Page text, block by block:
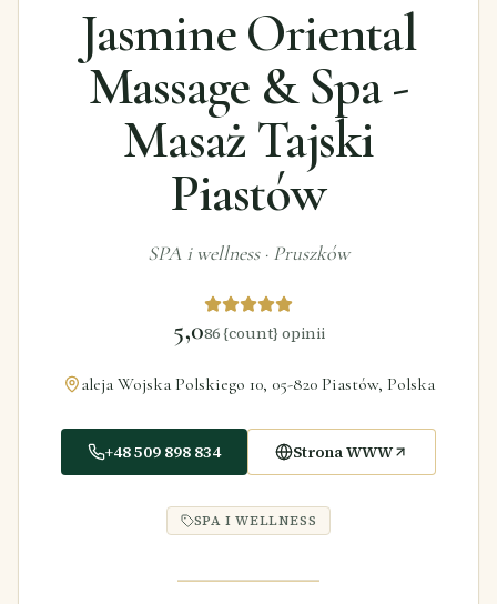
Jasmine Oriental
Massage & Spa -
Masaż Tajski
Piastów
SPA i wellness· Pruszków
5,086 {count} opinii
aleja Wojska Polskiego 10, 05-820 Piastów, Polska
+48 509 898 834 Strona WWW
SPA I WELLNESS